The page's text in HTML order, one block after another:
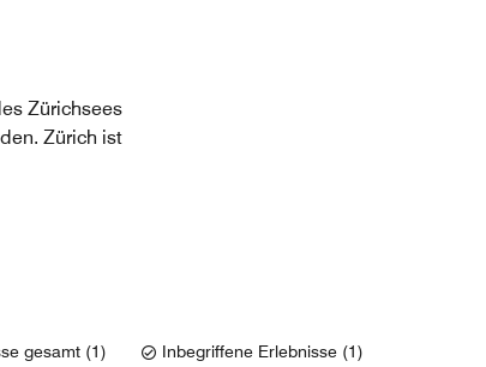
Zürichsees
Zürich ist
gesamt (1) Inbegriffene Erlebnisse (1)